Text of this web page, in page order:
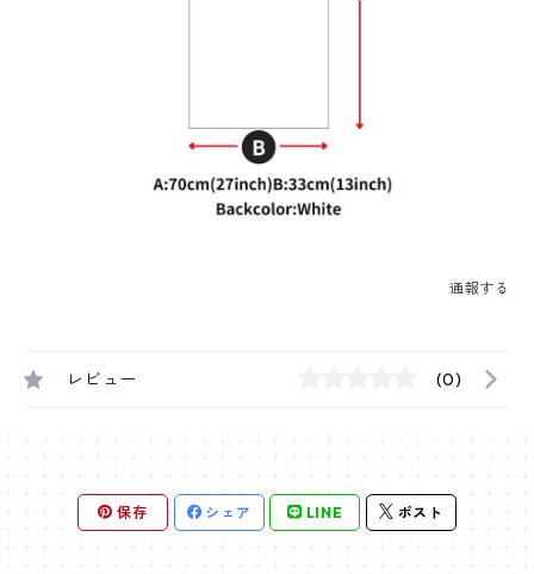
通報する
レビュー (0)
保存 シェア LINE ポスト